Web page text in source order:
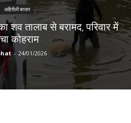
अहिरौली बाजार
शव तालाब से बरामद, परिवार में
कोहराम
- 24/01/2026